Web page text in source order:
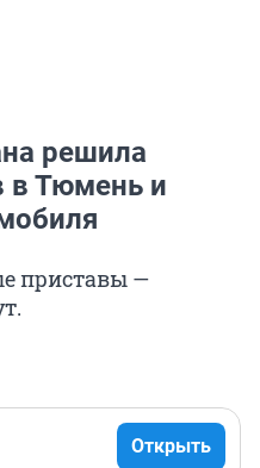
решила
в Тюмень и
приставы —
Открыть